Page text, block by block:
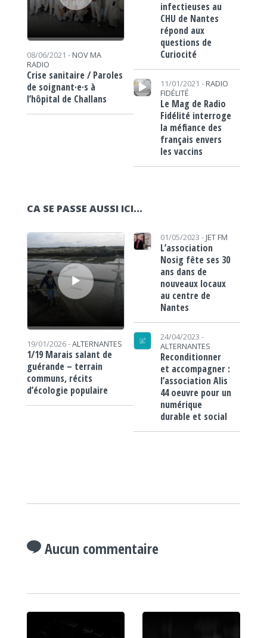
08/06/2021 - NOV MA
RADIO
Crise sanitaire / Paroles
de soignant·e·s à
l’hôpital de Challans
infectieuses au
CHU de Nantes
répond aux
questions de
Curiocité
Lecteur audio
11/01/2021 - RADIO
FIDÉLITÉ
Le Mag de Radio
Fidélité interroge
la méfiance des
français envers
les vaccins
CA SE PASSE AUSSI ICI...
Lecteur audio
19/01/2026 -ALTERNANTES
1/19 Marais salant de
guérande – terrain
communs, récits
d’écologie populaire
01/05/2023 - JET FM
L’association
Nosig fête ses 30
ans dans de
nouveaux locaux
au centre de
Nantes
24/04/2023 -
ALTERNANTES
Reconditionner
et accompagner :
l’association Alis
44 oeuvre pour un
numérique
durable et social
Aucun commentaire